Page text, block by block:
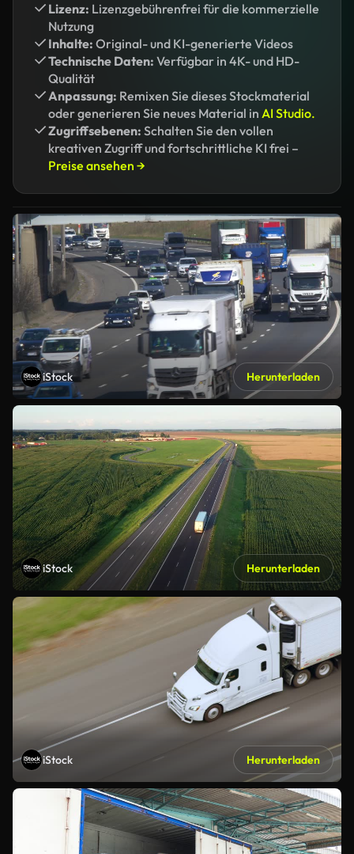
Lizenz: Lizenzgebührenfrei für die kommerzielle
Nutzung
Inhalte: Original- und KI-generierte Videos
Technische Daten: Verfügbar in 4K- und HD-
Qualität
Anpassung: Remixen Sie dieses Stockmaterial
oder generieren Sie neues Material in AI Studio.
Zugriffsebenen: Schalten Sie den vollen
kreativen Zugriff und fortschrittliche KI frei –
Preise ansehen →
iStock Herunterladen
iStock Herunterladen
iStock Herunterladen